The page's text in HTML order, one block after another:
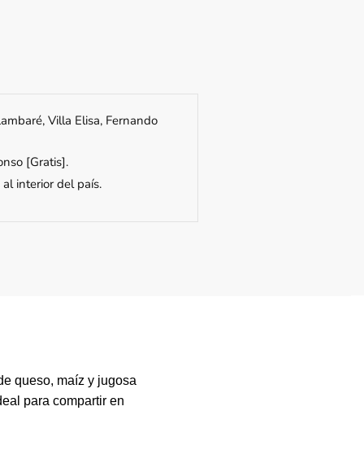
Villa Elisa, Fernando
[Gratis].
interior del país.
queso, maíz y jugosa
para compartir en